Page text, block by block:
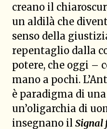
creano il
un aldilà che
senso della
repentaglio dalla
potere, che oggi –
mano a pochi.
è paradigma di
un’oligarchia di
insegnano il Signal